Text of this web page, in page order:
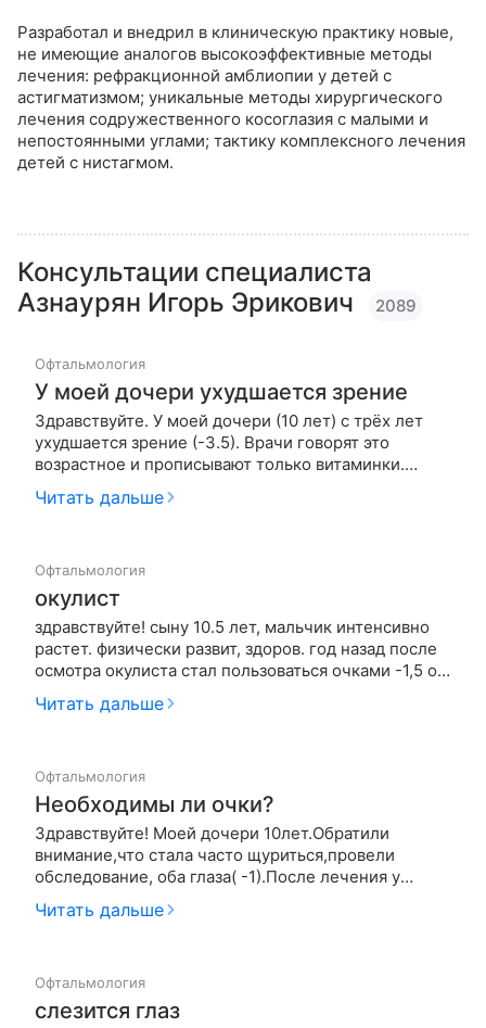
Разработал и внедрил в клиническую практику новые,
не имеющие аналогов высокоэффективные методы
лечения: рефракционной амблиопии у детей с
астигматизмом; уникальные методы хирургического
лечения содружественного косоглазия с малыми и
непостоянными углами; тактику комплексного лечения
детей с нистагмом.
Консультации специалиста
Азнаурян Игорь Эрикович
2089
Офтальмология
У моей дочери ухудшается зрение
Здравствуйте. У моей дочери (10 лет) с трёх лет
ухудшается зрение (-3.5). Врачи говорят это
возрастное и прописывают только витаминки.
Подскажите, пожалуйста, из-за чего может такое
происходить и как можно вылечить. P.S.: Не
Читать дальше
Офтальмология
окулист
здравствуйте! сыну 10.5 лет, мальчик интенсивно
растет. физически развит, здоров. год назад после
осмотра окулиста стал пользоваться очками -1,5 оба
глаза, в это году предложено прокапать курсом
тауфон перед сном по 1 капле четыре раз каждые
Читать дальше
Офтальмология
Необходимы ли очки?
Здравствуйте! Моей дочери 10лет.Обратили
внимание,что стала часто щуриться,провели
обследование, оба глаза( -1).После лечения у
офтальмолога(гимнастика) оба глаза (-0,7). Нам
прописали очки (-0,5). Скажите ,пожалуйста,
Читать дальше
Офтальмология
слезится глаз